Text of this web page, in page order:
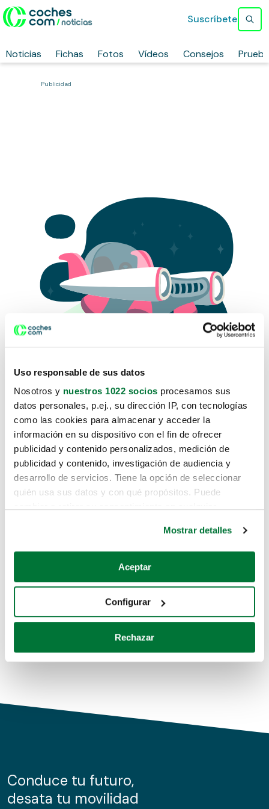
Uso responsable de sus datos
Nosotros y nuestros 1022 socios procesamos sus
datos personales, p.ej., su dirección IP, con tecnologías
como las cookies para almacenar y acceder la
información en su dispositivo con el fin de ofrecer
publicidad y contenido personalizados, medición de
publicidad y contenido, investigación de audiencia y
desarrollo de servicios. Tiene la opción de seleccionar
quién usa sus datos y con qué propósitos. Puede
Si lo permite, también quisiéramos:
Recopilar información sobre su ubicación geográfica
Identificar su dispositivo analizándolo activamente
para buscar características específicas (huellas
Obtenga más información sobre cómo se procesan sus
de cookies.
información sobre el uso que haga del sitio web con
nuestros partners de redes sociales, publicidad y análisis
Mostrar detalles
Aceptar
Configurar
Rechazar
Noticias Fichas Fotos Vídeos Consejos
Suscríbete
Publicidad
Lo sentimos, no sabemos como
te hemos traido hasta aquí.
Pero puedes encontrar el coche que estás
buscando en alguno de estos enlaces:
Coches de segunda mano
Coches de km0
Conduce tu futuro,
desata tu movilidad